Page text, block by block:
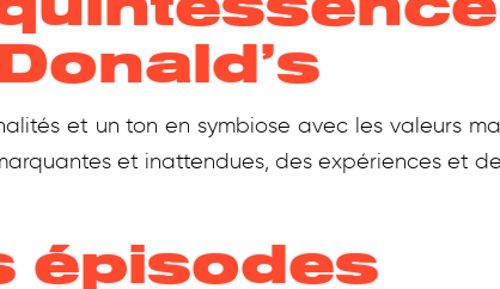
et un ton en symbiose avec les valeurs
et inattendues, des expériences et
épisodes